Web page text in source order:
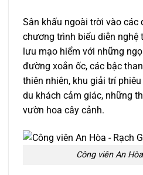
Sân khấu ngoài trời vào các
chương trình biểu diễn nghệ
lưu mạo hiểm với những
đường xoắn ốc, các bậc
thiên nhiên, khu giải trí
du khách cảm giác, những
vườn hoa cây cảnh.
Công viên An